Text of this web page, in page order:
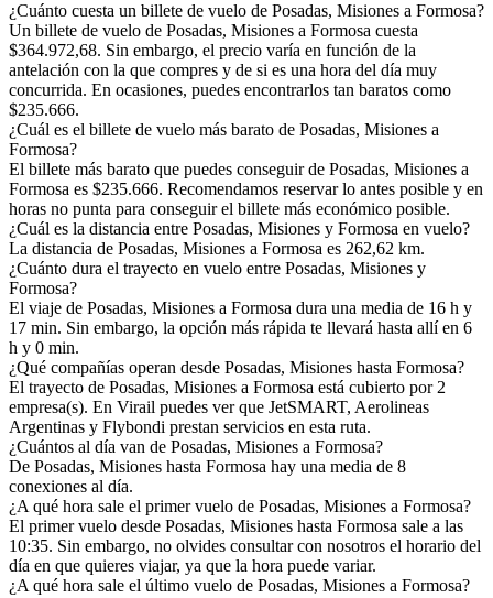
¿Cuánto cuesta un billete de vuelo de Posadas, Misiones a Formosa?
Un billete de vuelo de Posadas, Misiones a Formosa cuesta
$364.972,68. Sin embargo, el precio varía en función de la
antelación con la que compres y de si es una hora del día muy
concurrida. En ocasiones, puedes encontrarlos tan baratos como
$235.666.
¿Cuál es el billete de vuelo más barato de Posadas, Misiones a
Formosa?
El billete más barato que puedes conseguir de Posadas, Misiones a
Formosa es $235.666. Recomendamos reservar lo antes posible y en
horas no punta para conseguir el billete más económico posible.
¿Cuál es la distancia entre Posadas, Misiones y Formosa en vuelo?
La distancia de Posadas, Misiones a Formosa es 262,62 km.
¿Cuánto dura el trayecto en vuelo entre Posadas, Misiones y
Formosa?
El viaje de Posadas, Misiones a Formosa dura una media de 16 h y
17 min. Sin embargo, la opción más rápida te llevará hasta allí en 6
h y 0 min.
¿Qué compañías operan desde Posadas, Misiones hasta Formosa?
El trayecto de Posadas, Misiones a Formosa está cubierto por 2
empresa(s). En Virail puedes ver que JetSMART, Aerolineas
Argentinas y Flybondi prestan servicios en esta ruta.
¿Cuántos al día van de Posadas, Misiones a Formosa?
De Posadas, Misiones hasta Formosa hay una media de 8
conexiones al día.
¿A qué hora sale el primer vuelo de Posadas, Misiones a Formosa?
El primer vuelo desde Posadas, Misiones hasta Formosa sale a las
10:35. Sin embargo, no olvides consultar con nosotros el horario del
día en que quieres viajar, ya que la hora puede variar.
¿A qué hora sale el último vuelo de Posadas, Misiones a Formosa?